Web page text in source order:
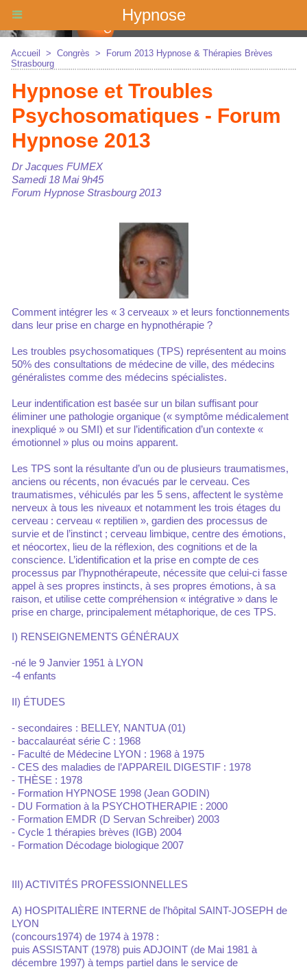
Hypnose
Accueil > Congrès >
Forum 2013 Hypnose & Thérapies Brèves
Strasbourg
Hypnose et Troubles
Psychosomatiques - Forum
Hypnose 2013
Dr Jacques FUMEX
Samedi 18 Mai 9h45
Forum Hypnose Strasbourg 2013
Comment intégrer les « 3 cerveaux » et leurs fonctionnements
dans leur prise en charge en hypnothérapie ?
Les troubles psychosomatiques (TPS) représentent au moins
50% des consultations de médecine de ville, des médecins
généralistes comme des médecins spécialistes.
Leur indentification est basée sur un bilan suffisant pour
éliminer une pathologie organique (« symptôme médicalement
inexpliqué » ou SMI) et sur l’identification d’un contexte «
émotionnel » plus ou moins apparent.
Les TPS sont la résultante d’un ou de plusieurs traumatismes,
anciens ou récents, non évacués par le cerveau. Ces
traumatismes, véhiculés par les 5 sens, affectent le système
nerveux à tous les niveaux et notamment les trois étages du
cerveau : cerveau « reptilien », gardien des processus de
survie et de l’instinct ; cerveau limbique, centre des émotions,
et néocortex, lieu de la réflexion, des cognitions et de la
conscience. L’identification et la prise en compte de ces
processus par l’hypnothérapeute, nécessite que celui-ci fasse
appel à ses propres instincts, à ses propres émotions, à sa
raison, et utilise cette compréhension « intégrative » dans le
prise en charge, principalement métaphorique, de ces TPS.
I) RENSEIGNEMENTS GÉNÉRAUX
-né le 9 Janvier 1951 à LYON
-4 enfants
II) ÉTUDES
- secondaires : BELLEY, NANTUA (01)
- baccalauréat série C : 1968
- Faculté de Médecine LYON : 1968 à 1975
- CES des maladies de l’APPAREIL DIGESTIF : 1978
- THÈSE : 1978
- Formation HYPNOSE 1998 (Jean GODIN)
- DU Formation à la PSYCHOTHERAPIE : 2000
- Formation EMDR (D Servan Schreiber) 2003
- Cycle 1 thérapies brèves (IGB) 2004
- Formation Décodage biologique 2007
III) ACTIVITÉS PROFESSIONNELLES
A) HOSPITALIÈRE INTERNE de l’hôpital SAINT-JOSEPH de
LYON
(concours1974) de 1974 à 1978 :
puis ASSISTANT (1978) puis ADJOINT (de Mai 1981 à
décembre 1997) à temps partiel dans le service de